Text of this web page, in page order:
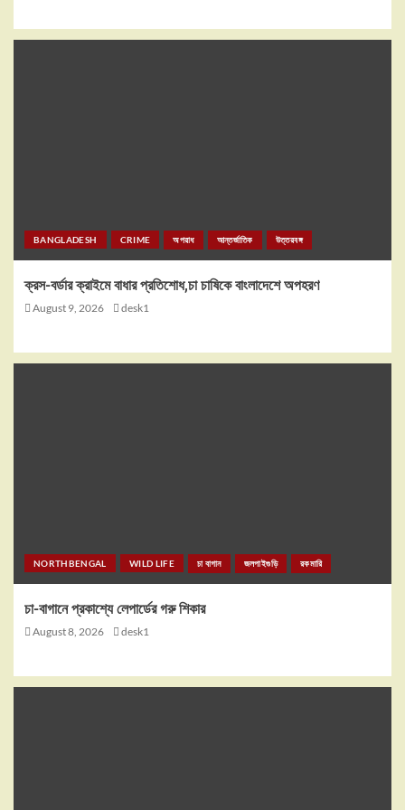
BANGLADESH CRIME অপরাধ আন্তর্জাতিক উত্তরবঙ্গ
ক্রস-বর্ডার ক্রাইমে বাধার প্রতিশোধ,চা চাষিকে বাংলাদেশে অপহরণ
August 9, 2026 desk1
NORTHBENGAL WILD LIFE চা বাগান জলপাইগুড়ি রকমারি
চা-বাগানে প্রকাশ্যে লেপার্ডের গরু শিকার
August 8, 2026 desk1